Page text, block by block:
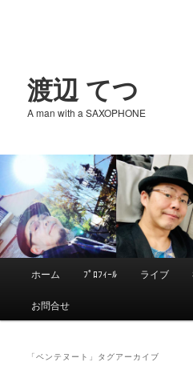
渡辺 てつ
A man with a SAXOPHONE
メ
イ
ン
サ
ブ
コ
ホーム ﾌﾟﾛﾌｨｰﾙ ライブ
お問合せ
「ベンテヌート 」タグアーカイブ